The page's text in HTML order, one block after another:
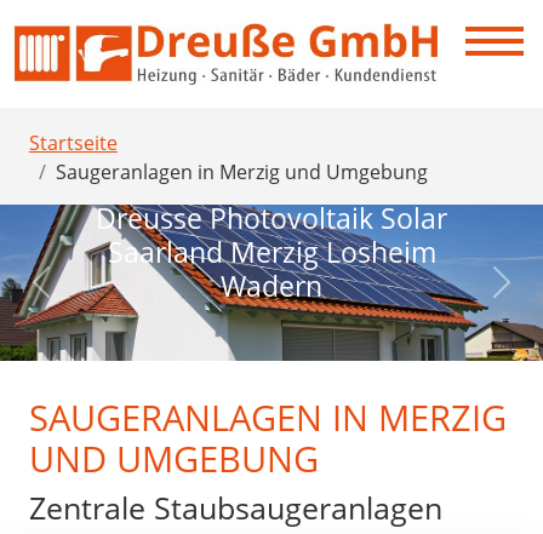
Startseite
Saugeranlagen in Merzig und Umgebung
Dreusse Photovoltaik Solar
Saarland Merzig Losheim
Wadern
Previous Next
SAUGERANLAGEN IN MERZIG
UND UMGEBUNG
Zentrale Staubsaugeranlagen